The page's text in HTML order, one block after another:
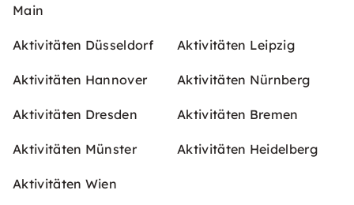
Main
Aktivitäten Düsseldorf Aktivitäten Leipzig
Aktivitäten Hannover Aktivitäten Nürnberg
Aktivitäten Dresden Aktivitäten Bremen
Aktivitäten Münster Aktivitäten Heidelberg
Aktivitäten Wien